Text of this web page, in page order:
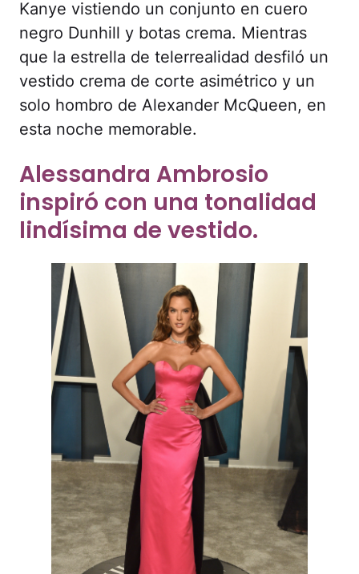
vestido crema de corte asimétrico y un
solo hombro de Alexander McQueen, en
esta noche memorable.
Alessandra Ambrosio
inspiró con una tonalidad
lindísima de vestido.
Getty Images